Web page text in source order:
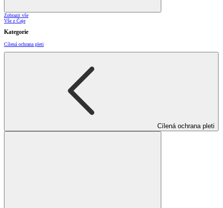
Zobrazit vše
Vše z Čaje
Kategorie
Cílená ochrana pleti
Cílená ochrana pleti